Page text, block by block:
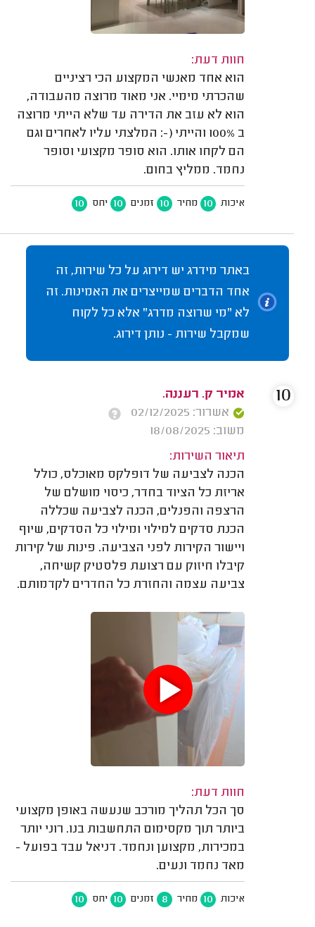
חוות דעת:
הוא אחד מאנשי המקצוע הכי רציניים
שהכרתי מימיי. אני מאוד מרוצה מהעבודה,
הוא לא עזב את הדירה עד שלא הייתי מרוצה
ב 100% והייתי (-: המלצתי עליו לאחרים וגם
הם לקחו אותו. הוא סופר מקצועי וסופר
נחמד. ממליץ בחום.
איכות 10 מחיר 10 זמנים 10 יחס 10
באתר מידרג יש דירוג על כל שירות, זה
אחד הדברים שמייצרים את האמינות. זה
לא "מי שרוצה מדרג" אלא כל לקוח
שמקבל שירות - נותן דירוג.
אמיר ק. רעננה.
אשרור: 02/12/2025
משוב: 18/08/2025
תיאור השירות:
הכנה לצביעה של דופלקס מאוכלס, כולל
אריזת כל הציוד בחדר, כיסוי מושלם של
הרצפה והפנלים, הכנה לצביעה שכללה
הכנת סדקים למילוי ומילוי כל הסדקים, שיוף
ויישור הקירות לפני הצביעה. פינות של קירות
קיבלו חיזוק עם רצועת פלסטיק קשיחה,
צביעה עצמה והחזרת כל החדרים לקדמותם.
חוות דעת:
סך הכל תהליך מורכב שנעשה באופן מקצועי
ביותר תוך מקסימום התחשבות בנו. רוני יותר
במכירות, מקצוען ונחמד. דניאל עבד בפועל -
מאד נחמד ונעים.
איכות 10 מחיר 8 זמנים 10 יחס 10
10